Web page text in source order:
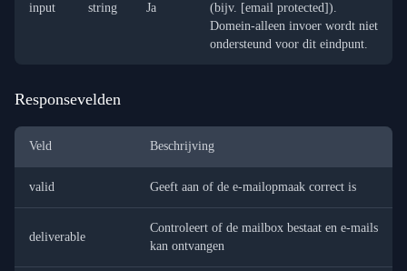
input string Ja
(bijv. [email protected]).
Domein-alleen invoer wordt niet
ondersteund voor dit eindpunt.
Responsevelden
Veld Beschrijving
valid Geeft aan of de e-mailopmaak correct is
deliverable
Controleert of de mailbox bestaat en e-mails
kan ontvangen